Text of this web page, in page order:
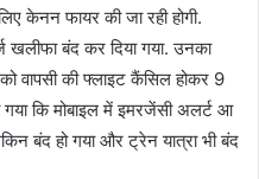
केनन फायर की जा रही होगी.
खलीफा बंद कर दिया गया. उनका
वापसी की फ्लाइट कैंसिल होकर 9
गया कि मोबाइल में इमरजेंसी अलर्ट आ
बंद हो गया और ट्रेन यात्रा भी बंद